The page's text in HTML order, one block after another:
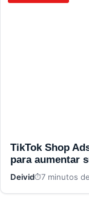
TikTok Shop
para aumentar
Deivid 7 minutos